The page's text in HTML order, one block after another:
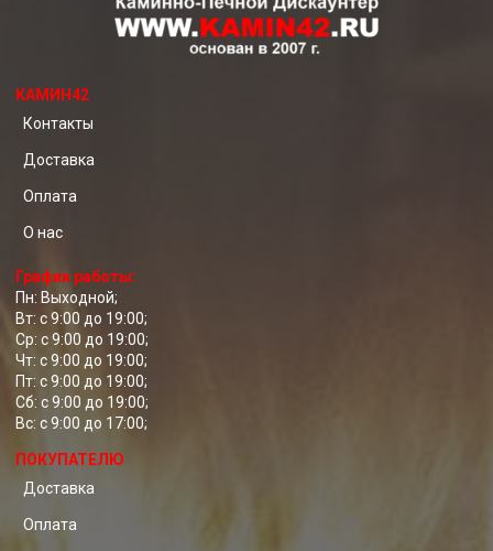
КАМИН42
Контакты
Доставка
Оплата
О нас
График работы:
Пн: Выходной;
Вт: с 9:00 до 19:00;
Ср: с 9:00 до 19:00;
Чт: с 9:00 до 19:00;
Пт: с 9:00 до 19:00;
Сб: с 9:00 до 19:00;
Вс: с 9:00 до 17:00;
ПОКУПАТЕЛЮ
Доставка
Оплата